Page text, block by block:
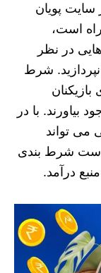
سایت پویان
است،
در نظر
شرط
بیاورند. با در
می تواند
است شرط بندی
درآمد.